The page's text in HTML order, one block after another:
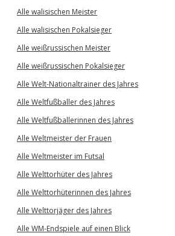
Alle walisischen Meister
Alle walisischen Pokalsieger
Alle weißrussischen Meister
Alle weißrussischen Pokalsieger
Alle Welt-Nationaltrainer des Jahres
Alle Weltfußballer des Jahres
Alle Weltfußballerinnen des Jahres
Alle Weltmeister der Frauen
Alle Weltmeister im Futsal
Alle Welttorhüter des Jahres
Alle Welttorhüterinnen des Jahres
Alle Welttorjäger des Jahres
Alle WM-Endspiele auf einen Blick